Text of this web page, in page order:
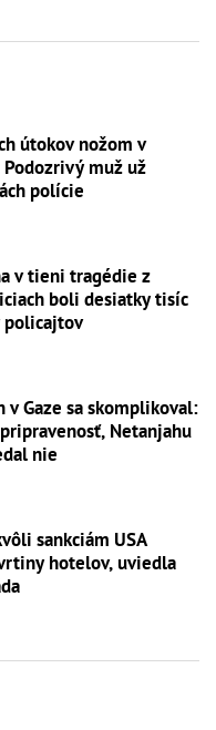
útokov nožom v
muž už
polície
v tieni tragédie z
boli desiatky tisíc
policajtov
v Gaze sa skomplikoval:
Netanjahu
nie
sankciám USA
hotelov, uviedla